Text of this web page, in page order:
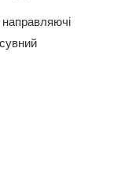
направляючі